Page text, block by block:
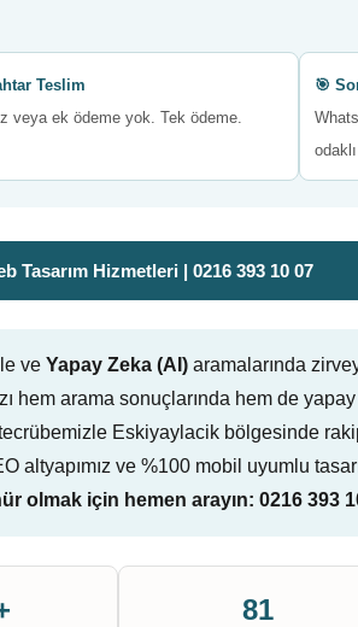
Teslim
veya ek ödeme yok. Tek ödeme.
🎯
odaklı
Hizmetleri | 0216 393 10 07
ve Yapay Zeka (AI) aramalarında
hem arama sonuçlarında hem de
Eskiyaylacik bölgesinde
altyapımız ve %100 mobil uyumlu
olmak için hemen arayın: 0216 393
81